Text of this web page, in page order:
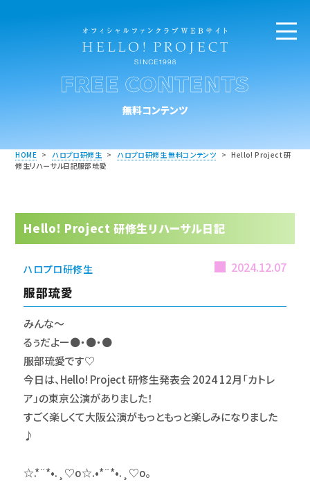
FREE CONTENTS
無料コンテンツ
HOME > ハロプロ研修生 > ハロプロ研修生 無料コンテンツ > Hello! Project 研
修生リハーサル日記服部琉愛
Hello! Project 研修生リハーサル日記
ハロプロ研修生 2024.12.07
服部琉愛
みんな〜
るぅだよー●・●・●
服部琉愛です♡
今日は、Hello! Project 研修生発表会 2024 12月「カトレ
ア」の東京公演がありました！
すごく楽しくて大阪公演がもっともっと楽しみになりました
♪
☆.*¨*•.¸♡o☆.•*¨*•.¸♡o｡